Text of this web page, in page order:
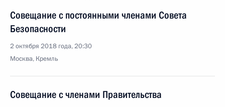
Совещание с постоянными членами Совета
Безопасности
2 октября 2018 года, 20:30
Москва, Кремль
Совещание с членами Правительства